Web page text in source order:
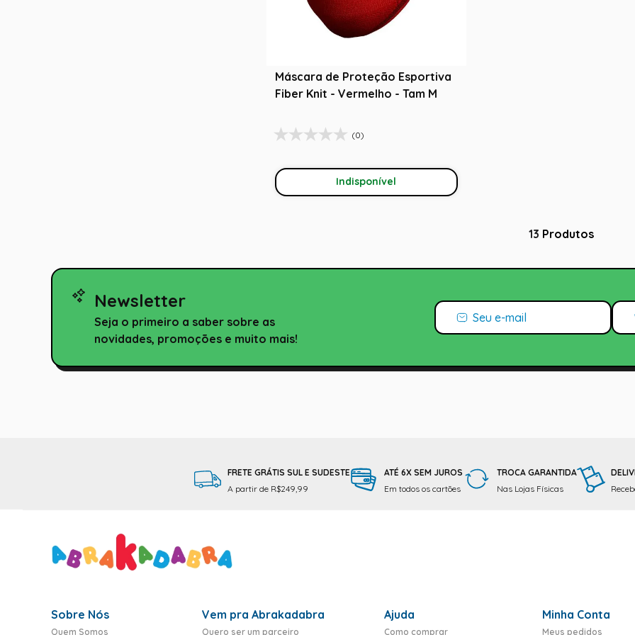
Máscara de Proteção Esportiva
Fiber Knit - Vermelho - Tam M
(0)
Indisponível
13 Produtos
Newsletter
Seja o primeiro a saber sobre as
novidades, promoções e muito mais!
FRETE GRÁTIS SUL E SUDESTE
A partir de R$249,99
ATÉ 6X SEM JUROS
Em todos os cartões
TROCA GARANTIDA
Nas Lojas Físicas
Sobre Nós
Quem Somos
Vem pra Abrakadabra
Quero ser um parceiro
Ajuda
Como comprar
Minha Conta
Meus pedidos